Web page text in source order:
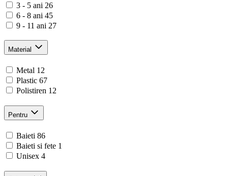
3 - 5 ani 26
6 - 8 ani 45
9 - 11 ani 27
Material
Metal 12
Plastic 67
Polistiren 12
Pentru
Baieti 86
Baieti si fete 1
Unisex 4